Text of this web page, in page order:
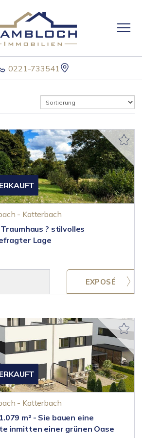
0221-733541
- Katterbach
? stilvolles
Lage
- Katterbach
m² - Sie bauen eine
inmitten einer grünen Oase